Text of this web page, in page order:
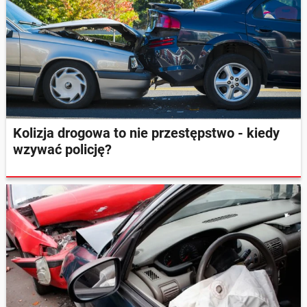
Kolizja drogowa to nie przestępstwo - kiedy
wzywać policję?